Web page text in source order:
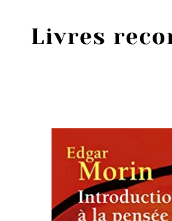
Sources
Personnes